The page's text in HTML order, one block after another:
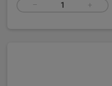
– 1 +